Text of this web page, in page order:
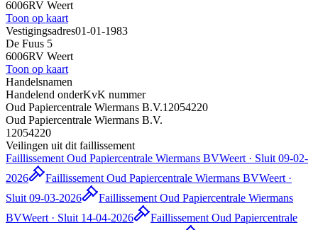
6006RV Weert
Toon op kaart
Vestigingsadres01-01-1983
De Fuus 5
6006RV Weert
Toon op kaart
Handelsnamen
Handelend onderKvK nummer
Oud Papiercentrale Wiermans B.V.12054220
Oud Papiercentrale Wiermans B.V.
12054220
Veilingen uit dit faillissement
Faillissement Oud Papiercentrale Wiermans BVWeert · Sluit 09-02-
2026
Faillissement Oud Papiercentrale Wiermans BVWeert ·
Sluit 09-03-2026
Faillissement Oud Papiercentrale Wiermans
BVWeert · Sluit 14-04-2026
Faillissement Oud Papiercentrale